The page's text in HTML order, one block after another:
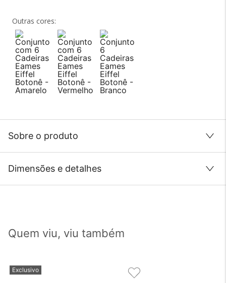
Outras cores:
Sobre o produto
Dimensões e detalhes
Quem viu, viu também
Exclusivo